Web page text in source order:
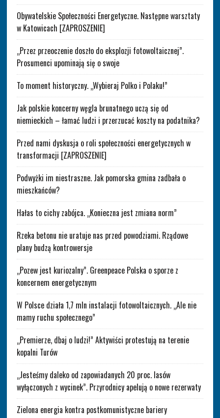
Obywatelskie Społeczności Energetyczne. Następne warsztaty
w Katowicach [ZAPROSZENIE]
„Przez przeoczenie doszło do eksplozji fotowoltaicznej”.
Prosumenci upominają się o swoje
To moment historyczny. „Wybieraj Polko i Polaku!”
Jak polskie koncerny węgla brunatnego uczą się od
niemieckich – łamać ludzi i przerzucać koszty na podatnika?
Przed nami dyskusja o roli społeczności energetycznych w
transformacji [ZAPROSZENIE]
Podwyżki im niestraszne. Jak pomorska gmina zadbała o
mieszkańców?
Hałas to cichy zabójca. „Konieczna jest zmiana norm”
Rzeka betonu nie uratuje nas przed powodziami. Rządowe
plany budzą kontrowersje
„Pozew jest kuriozalny”. Greenpeace Polska o sporze z
koncernem energetycznym
W Polsce działa 1,7 mln instalacji fotowoltaicznych. „Ale nie
mamy ruchu społecznego”
„Premierze, dbaj o ludzi!” Aktywiści protestują na terenie
kopalni Turów
„Jesteśmy daleko od zapowiadanych 20 proc. lasów
wyłączonych z wycinek”. Przyrodnicy apelują o nowe rezerwaty
Zielona energia kontra postkomunistyczne bariery